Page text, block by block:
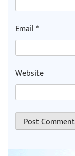
Email*
Website